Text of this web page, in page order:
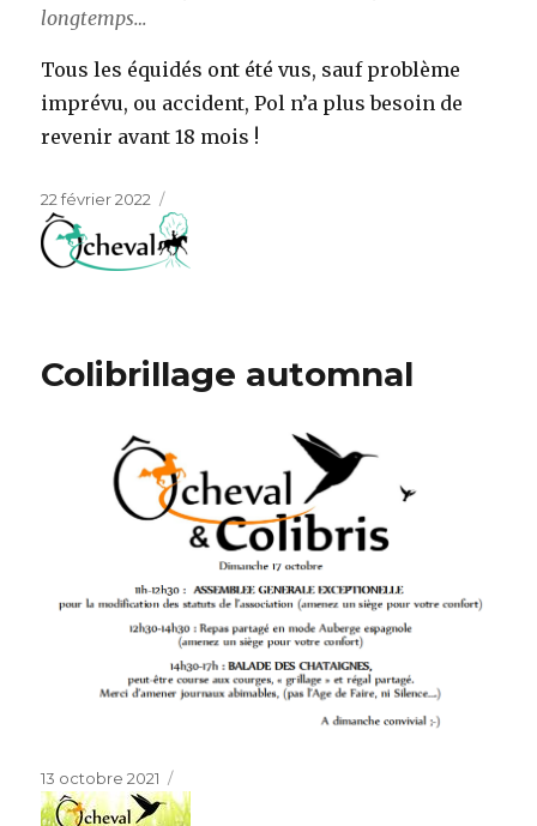
longtemps…
Tous les équidés ont été vus, sauf problème
imprévu, ou accident, Pol n’a plus besoin de
revenir avant 18 mois !
Publié
le
22 février 2022
Colibrillage automnal
Publié
le
13 octobre 2021